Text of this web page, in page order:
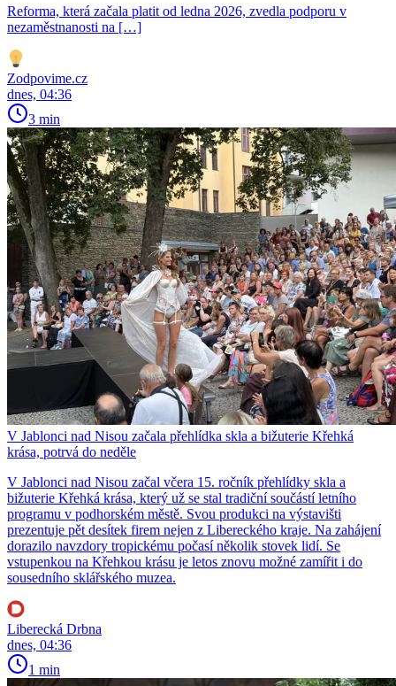
Reforma, která začala platit od ledna 2026, zvedla podporu v
nezaměstnanosti na […]
Zodpovime.cz
dnes, 04:36
3 min
V Jablonci nad Nisou začala přehlídka skla a bižuterie Křehká
krása, potrvá do neděle
V Jablonci nad Nisou začal včera 15. ročník přehlídky skla a
bižuterie Křehká krása, který už se stal tradiční součástí letního
programu v podhorském městě. Svou produkci na výstavišti
prezentuje pět desítek firem nejen z Libereckého kraje. Na zahájení
dorazilo navzdory tropickému počasí několik stovek lidí. Se
vstupenkou na Křehkou krásu je letos znovu možné zamířit i do
sousedního sklářského muzea.
Liberecká Drbna
dnes, 04:36
1 min